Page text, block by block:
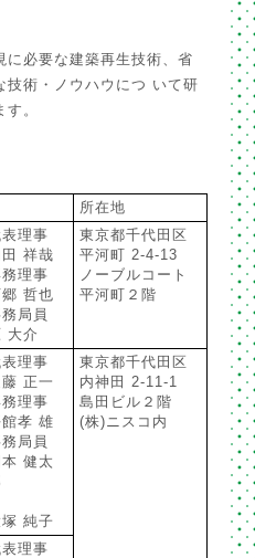
に必要な建築再生技術、省
技術・ノウハウにつ いて研
。
所在地
表理事
田 祥哉
務理事
哲也
務局員
大介
東京都千代田区
平河町 2-4-13
ノーブルコート
平河町２階
表理事
正一
務理事
孝 雄
務局員
本 健太
塚 純子
東京都千代田区
内神田 2-11-1
島田ビル２階
(株)ニスコ内
表理事